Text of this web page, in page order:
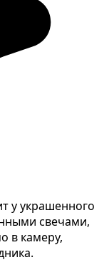
у украшенного
свечами,
в камеру,